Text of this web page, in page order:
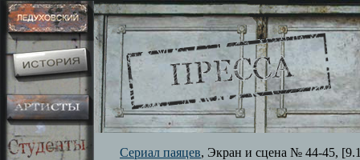
Сериал паяцев, Экран и сцена № 44-45,